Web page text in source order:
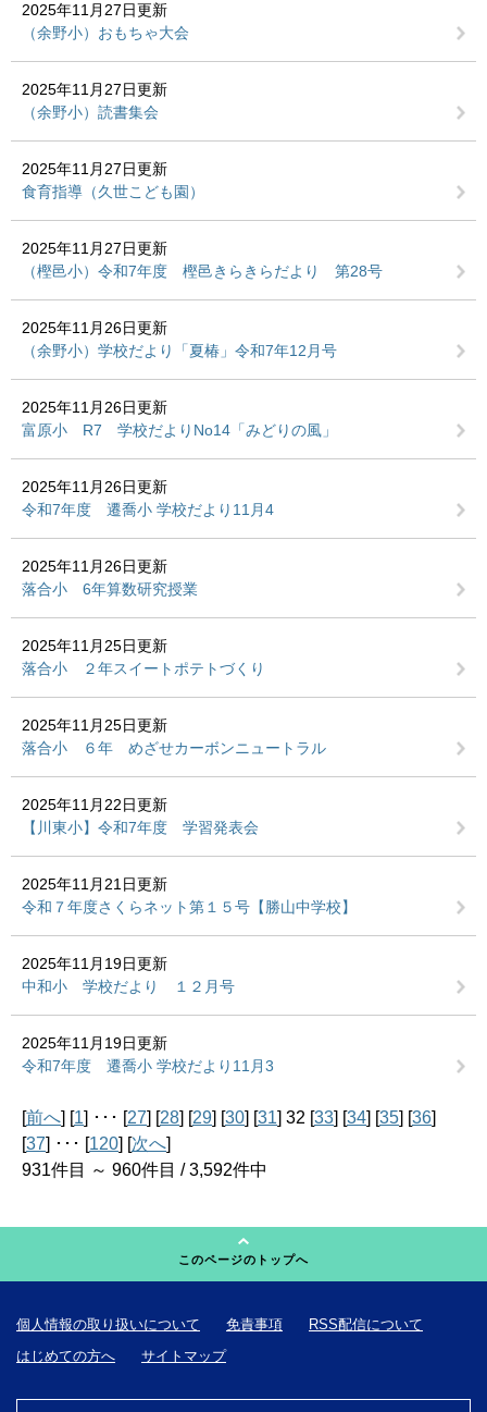
2025年11月27日更新
（余野小）おもちゃ大会
2025年11月27日更新
（余野小）読書集会
2025年11月27日更新
食育指導（久世こども園）
2025年11月27日更新
（樫邑小）令和7年度 樫邑きらきらだより 第28号
2025年11月26日更新
（余野小）学校だより「夏椿」令和7年12月号
2025年11月26日更新
富原小 R7 学校だよりNo14「みどりの風」
2025年11月26日更新
令和7年度 遷喬小 学校だより11月4
2025年11月26日更新
落合小 6年算数研究授業
2025年11月25日更新
落合小 ２年スイートポテトづくり
2025年11月25日更新
落合小 ６年 めざせカーボンニュートラル
2025年11月22日更新
【川東小】令和7年度 学習発表会
2025年11月21日更新
令和７年度さくらネット第１５号【勝山中学校】
2025年11月19日更新
中和小 学校だより １２月号
2025年11月19日更新
令和7年度 遷喬小 学校だより11月3
[前へ] [1] ･･･ [27] [28] [29] [30] [31] 32 [33] [34] [35] [36]
[37] ･･･ [120] [次へ]
931件目 ～ 960件目 / 3,592件中
このページのトップへ
個人情報の取り扱いについて 免責事項
RSS配信について
はじめての方へ
サイトマップ